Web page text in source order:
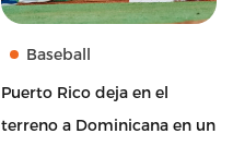
Baseball
Puerto Rico deja en el
terreno a Dominicana en un